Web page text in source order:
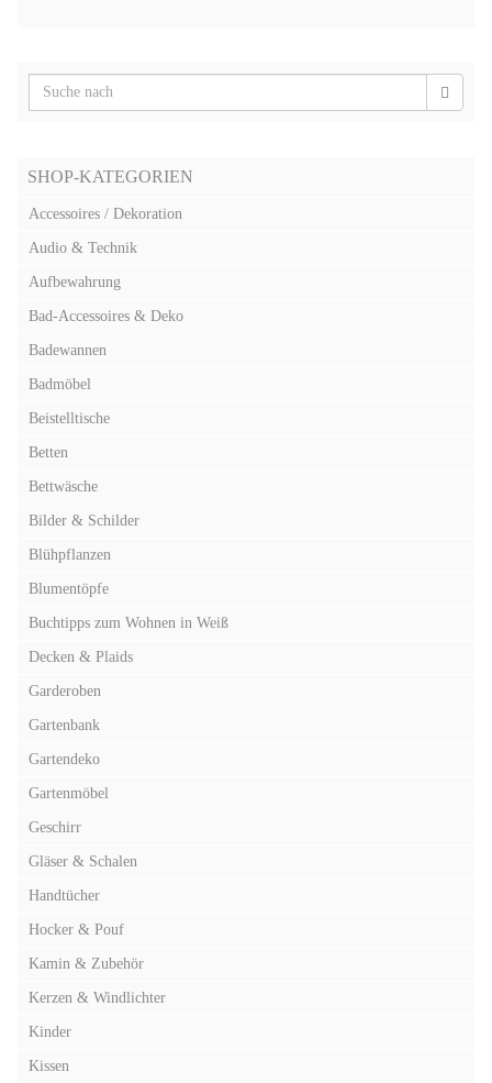
SHOP-KATEGORIEN
Accessoires / Dekoration
Audio & Technik
Aufbewahrung
Bad-Accessoires & Deko
Badewannen
Badmöbel
Beistelltische
Betten
Bettwäsche
Bilder & Schilder
Blühpflanzen
Blumentöpfe
Buchtipps zum Wohnen in Weiß
Decken & Plaids
Garderoben
Gartenbank
Gartendeko
Gartenmöbel
Geschirr
Gläser & Schalen
Handtücher
Hocker & Pouf
Kamin & Zubehör
Kerzen & Windlichter
Kinder
Kissen